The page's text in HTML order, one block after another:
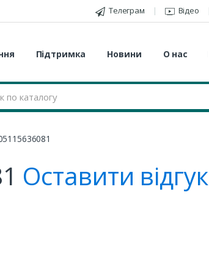
Телеграм Відео
Підтримка Новини О нас
Оставити відгук